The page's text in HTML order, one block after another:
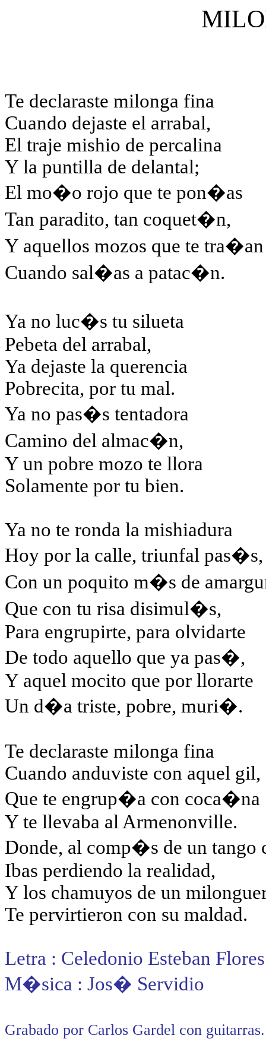
Te declaraste milonga fina
Cuando dejaste el arrabal,
El traje mishio de percalina
Y la puntilla de delantal;
El mo�o rojo que te pon�as
Tan paradito, tan coquet�n,
Y aquellos mozos que te tra�an
Cuando sal�as a patac�n.
Ya no luc�s tu silueta
Pebeta del arrabal,
Ya dejaste la querencia
Pobrecita, por tu mal.
Ya no pas�s tentadora
Camino del almac�n,
Y un pobre mozo te llora
Solamente por tu bien.
Ya no te ronda la mishiadura
Hoy por la calle, triunfal pas�s,
Con un poquito m�s de
Que con tu risa disimul�s,
Para engrupirte, para olvidarte
De todo aquello que ya pas�,
Y aquel mocito que por llorarte
Un d�a triste, pobre, muri�.
Te declaraste milonga fina
Cuando anduviste con aquel gil,
Que te engrup�a con coca�na
Y te llevaba al Armenonville.
Donde, al comp�s de un tango
Ibas perdiendo la realidad,
Y los chamuyos de un
Te pervirtieron con su maldad.
Letra : Celedonio Esteban Flores
M�sica : Jos� Servidio
Grabado por Carlos Gardel con